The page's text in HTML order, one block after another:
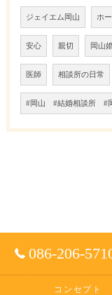
ジェイエム岡山 ホ
安心 親切 岡山
医師 相談所の日常
#岡山 #結婚相談所 #
086-206-
コンセプト